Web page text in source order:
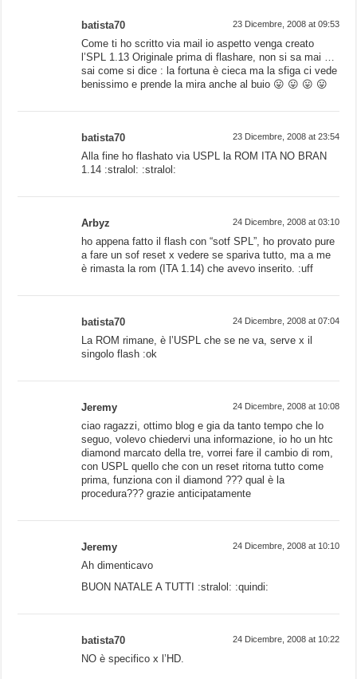
batista70 23 Dicembre, 2008 at 09:53
Come ti ho scritto via mail io aspetto venga creato
l’SPL 1.13 Originale prima di flashare, non si sa mai …
sai come si dice : la fortuna è cieca ma la sfiga ci vede
benissimo e prende la mira anche al buio 😛 😛 😛 😛
batista70 23 Dicembre, 2008 at 23:54
Alla fine ho flashato via USPL la ROM ITA NO BRAN
1.14 :stralol: :stralol:
Arbyz 24 Dicembre, 2008 at 03:10
ho appena fatto il flash con “sotf SPL”, ho provato pure
a fare un sof reset x vedere se spariva tutto, ma a me
è rimasta la rom (ITA 1.14) che avevo inserito. :uff
batista70 24 Dicembre, 2008 at 07:04
La ROM rimane, è l’USPL che se ne va, serve x il
singolo flash :ok
Jeremy 24 Dicembre, 2008 at 10:08
ciao ragazzi, ottimo blog e gia da tanto tempo che lo
seguo, volevo chiedervi una informazione, io ho un htc
diamond marcato della tre, vorrei fare il cambio di rom,
con USPL quello che con un reset ritorna tutto come
prima, funziona con il diamond ??? qual è la
procedura??? grazie anticipatamente
Jeremy 24 Dicembre, 2008 at 10:10
Ah dimenticavo
BUON NATALE A TUTTI :stralol: :quindi:
batista70 24 Dicembre, 2008 at 10:22
NO è specifico x l’HD.